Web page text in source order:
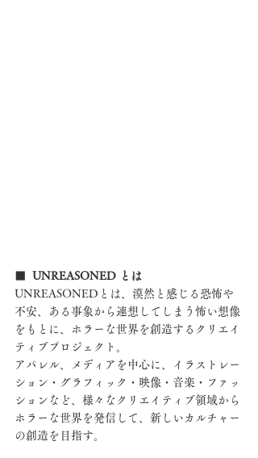
■  UNREASONED とは
UNREASONEDとは、漠然と感じる恐怖や
不安、ある事象から連想してしまう怖い想像
をもとに、ホラーな世界を創造するクリエイ
ティブプロジェクト。
アパレル、メディアを中心に、イラストレー
ション・グラフィック・映像・音楽・ファッ
ションなど、様々なクリエイティブ領域から
ホラーな世界を発信して、新しいカルチャー
の創造を目指す。